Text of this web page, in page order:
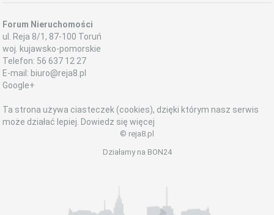
Forum Nieruchomości
ul.
Reja 8/1 , 87-100 Toruń
woj. kujawsko-pomorskie
Telefon: 56 637 12 27
E-mail: biuro@reja8.pl
Google+
Ta strona używa ciasteczek (cookies), dzięki którym nasz serwis
może działać lepiej. Dowiedz się więcej
© reja8.pl
Działamy na BON24